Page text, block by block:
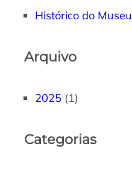
Histórico do Museu
Arquivo
2025 (1)
Categorias